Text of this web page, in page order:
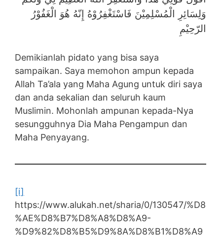
وَلِسَائِرِ الْمُسْلِمِيْنَ فَاسْتَغْفِرُوْهُ إِنّهُ هُوَ الْغَفُوْرُ
الرّحِيْمِ
Demikianlah pidato yang bisa saya
sampaikan. Saya memohon ampun kepada
Allah Ta’ala yang Maha Agung untuk diri saya
dan anda sekalian dan seluruh kaum
Muslimin. Mohonlah ampunan kepada-Nya
sesungguhnya Dia Maha Pengampun dan
Maha Penyayang.
[i]
https://www.alukah.net/sharia/0/130547/%D8
%AE%D8%B7%D8%A8%D8%A9-
%D9%82%D8%B5%D9%8A%D8%B1%D8%A9